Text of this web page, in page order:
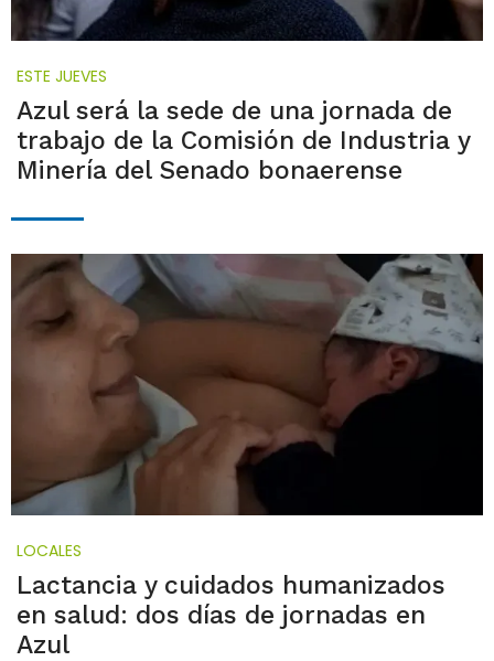
ESTE JUEVES
Azul será la sede de una jornada de
trabajo de la Comisión de Industria y
Minería del Senado bonaerense
LOCALES
Lactancia y cuidados humanizados
en salud: dos días de jornadas en
Azul